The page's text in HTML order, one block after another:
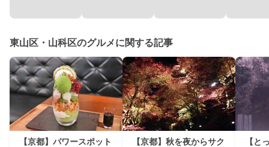
東山区・山科区のグルメに関する記事
【京都】パワースポット
【京都】秋を夜からサク
【と